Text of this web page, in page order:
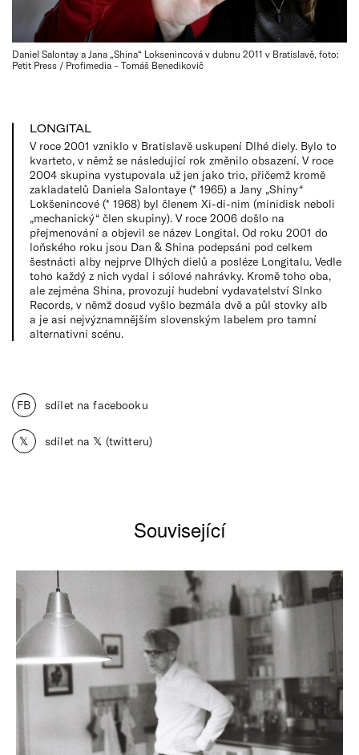
Daniel Salontay a Jana „Shina“ Loksenincová v dubnu 2011 v Bratislavě, foto:
Petit Press / Profimedia – Tomáš Benedikovič
LONGITAL
V roce 2001 vzniklo v Bratislavě uskupení Dlhé diely. Bylo to
kvarteto, v němž se následující rok změnilo obsazení. V roce
2004 skupina vystupovala už jen jako trio, přičemž kromě
zakladatelů Daniela Salontaye (* 1965) a Jany „Shiny“
Lokšenincové (* 1968) byl členem Xi-di-nim (minidisk neboli
„mechanický“ člen skupiny). V roce 2006 došlo na
přejmenování a objevil se název Longital. Od roku 2001 do
loňského roku jsou Dan & Shina podepsáni pod celkem
šestnácti alby nejprve Dlhých dielů a posléze Longitalu. Vedle
toho každý z nich vydal i sólové nahrávky. Kromě toho oba,
ale zejména Shina, provozují hudební vydavatelství Slnko
Records, v němž dosud vyšlo bezmála dvě a půl stovky alb
a je asi nejvýznamnějším slovenským labelem pro tamní
alternativní scénu.
FB sdílet na facebooku
𝕏 sdílet na 𝕏 (twitteru)
Související